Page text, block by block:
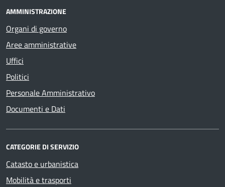
AMMINISTRAZIONE
Organi di governo
Aree amministrative
Uffici
Politici
Personale Amministrativo
Documenti e Dati
CATEGORIE DI SERVIZIO
Catasto e urbanistica
Mobilità e trasporti